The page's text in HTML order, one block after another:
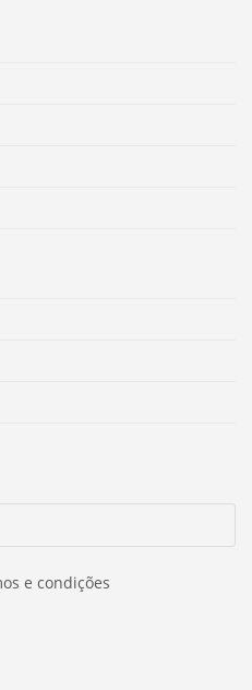
e condições